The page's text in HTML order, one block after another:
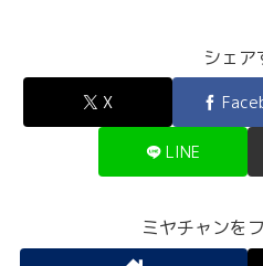
シェア
X
LINE
ミヤチャンを